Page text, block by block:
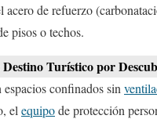
acero de refuerzo
pisos o techos.
Turístico por
confinados sin
el equipode protección